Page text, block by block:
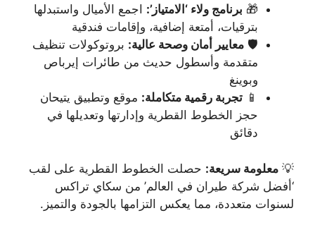
🎁 برنامج ولاء ‘الامتياز’: اجمع الأميال واستبدلها
بترقيات، أمتعة إضافية، وإقامات فندقية
🛡️ معايير أمان وصحة عالية: بروتوكولات تنظيف
متقدمة وأسطول حديث من طائرات إيرباص
وبوينغ
📱 تجربة رقمية متكاملة: موقع وتطبيق يتيحان
حجز الخطوط القطرية وإدارتها وتعديلها في
دقائق
💡 معلومة سريعة: حصلت الخطوط القطرية على لقب
‘أفضل شركة طيران في العالم’ من سكاي تراكس
لسنوات متعددة، مما يعكس التزامها بالجودة والتميز.